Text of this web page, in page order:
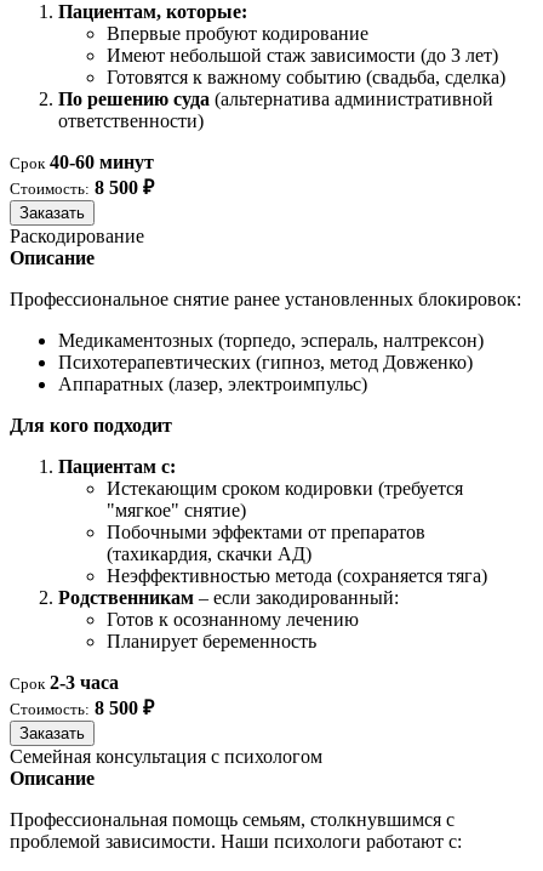
Пациентам, которые:
Впервые пробуют кодирование
Имеют небольшой стаж зависимости (до 3 лет)
Готовятся к важному событию (свадьба, сделка)
По решению суда (альтернатива административной
ответственности)
Срок 40-60 минут
Стоимость: 8 500 ₽
Заказать
Раскодирование
Описание
Профессиональное снятие ранее установленных блокировок:
Медикаментозных (торпедо, эспераль, налтрексон)
Психотерапевтических (гипноз, метод Довженко)
Аппаратных (лазер, электроимпульс)
Для кого подходит
Пациентам с:
Истекающим сроком кодировки (требуется
"мягкое" снятие)
Побочными эффектами от препаратов
(тахикардия, скачки АД)
Неэффективностью метода (сохраняется тяга)
Родственникам – если закодированный:
Готов к осознанному лечению
Планирует беременность
Срок 2-3 часа
Стоимость: 8 500 ₽
Заказать
Семейная консультация с психологом
Описание
Профессиональная помощь семьям, столкнувшимся с
проблемой зависимости. Наши психологи работают с: